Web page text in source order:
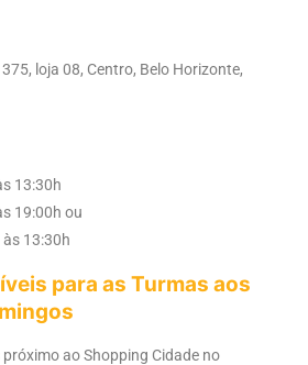
loja 08, Centro, Belo Horizonte,
13:30h
19:00h ou
13:30h
para as Turmas aos
ao Shopping Cidade no